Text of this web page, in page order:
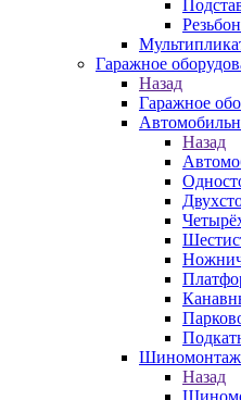
Гаражное
Назад
Гаражное
Назад
Назад